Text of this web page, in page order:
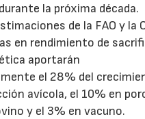
la próxima década.
de la FAO y la
en rendimiento de
aportarán
el 28% del
avícola, el 10% en
y el 3% en vacuno.